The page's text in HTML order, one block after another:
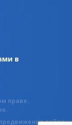
в
праве.
сайта